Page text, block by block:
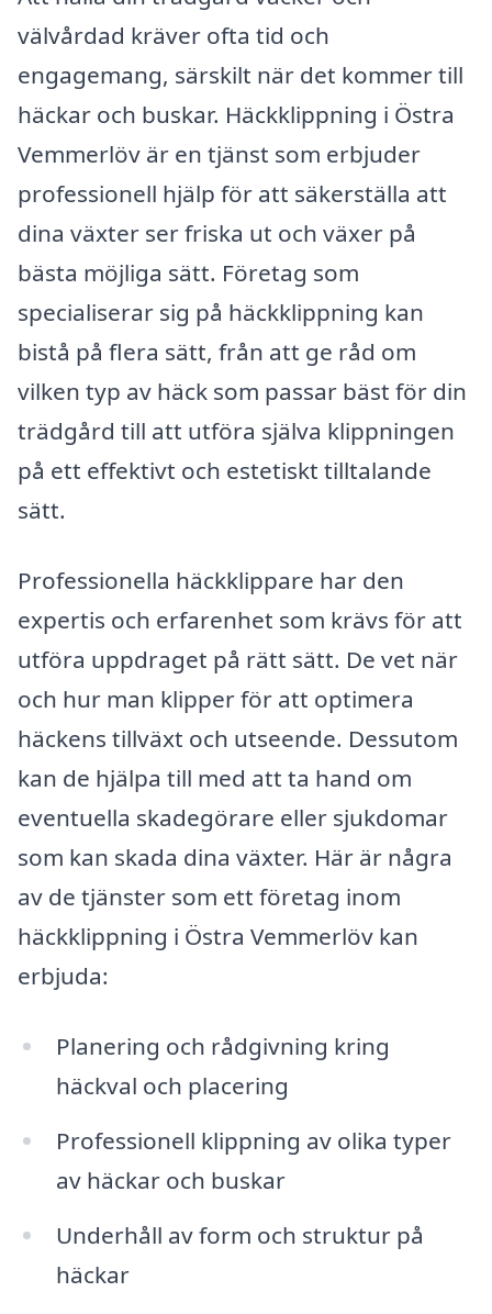
välvårdad kräver ofta tid och
engagemang, särskilt när det kommer till
häckar och buskar. Häckklippning i Östra
Vemmerlöv är en tjänst som erbjuder
professionell hjälp för att säkerställa att
dina växter ser friska ut och växer på
bästa möjliga sätt. Företag som
specialiserar sig på häckklippning kan
bistå på flera sätt, från att ge råd om
vilken typ av häck som passar bäst för din
trädgård till att utföra själva klippningen
på ett effektivt och estetiskt tilltalande
sätt.
Professionella häckklippare har den
expertis och erfarenhet som krävs för att
utföra uppdraget på rätt sätt. De vet när
och hur man klipper för att optimera
häckens tillväxt och utseende. Dessutom
kan de hjälpa till med att ta hand om
eventuella skadegörare eller sjukdomar
som kan skada dina växter. Här är några
av de tjänster som ett företag inom
häckklippning i Östra Vemmerlöv kan
erbjuda:
Planering och rådgivning kring
häckval och placering
Professionell klippning av olika typer
av häckar och buskar
Underhåll av form och struktur på
häckar